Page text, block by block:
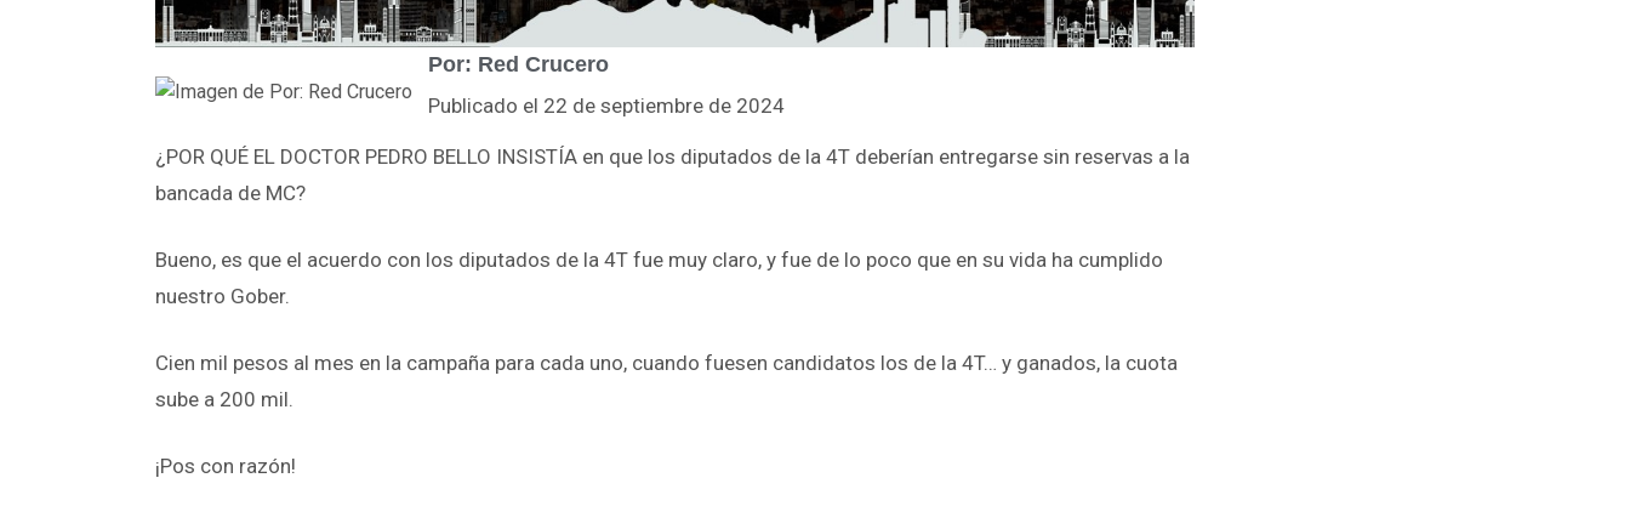
Por: Red Crucero
Publicado el 22 de septiembre de 2024
¿POR QUÉ EL DOCTOR PEDRO BELLO INSISTÍA en que los diputados de la 4T deberían entregarse sin reservas a la
bancada de MC?
Bueno, es que el acuerdo con los diputados de la 4T fue muy claro, y fue de lo poco que en su vida ha cumplido
nuestro Gober.
Cien mil pesos al mes en la campaña para cada uno, cuando fuesen candidatos los de la 4T… y ganados, la cuota
sube a 200 mil.
¡Pos con razón!